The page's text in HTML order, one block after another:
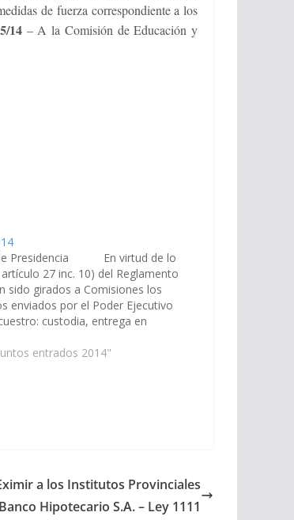
de fuerza correspondiente a los
14– A la Comisión de Educación y
de Presidencia En virtud de lo
27 inc. 10) del Reglamento
sido girados a Comisiones los
enviados por el Poder Ejecutivo
custodia, entrega en
de los bienes secuestrados en
entrados 2014"
a los Institutos Provinciales
Hipotecario S.A. – Ley 1111